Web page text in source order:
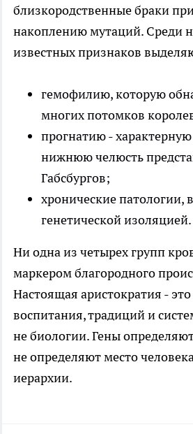
близкородственные браки
накоплению мутаций. Среди
известных признаков
гемофилию, которую
многих потомков
прогнатию -
нижнюю челюсть
Габсбургов;
хронические патологии,
генетической изоляцией.
Ни одна из четырех групп
маркером благородного
Настоящая аристократия -
воспитания, традиций и
не биологии. Гены
не определяют место
иерархии.